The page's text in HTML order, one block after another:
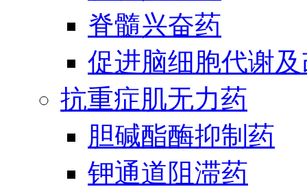
脊髓兴奋药
促进脑细胞代谢
抗重症肌无力药
胆碱酯酶抑制药
钾通道阻滞药